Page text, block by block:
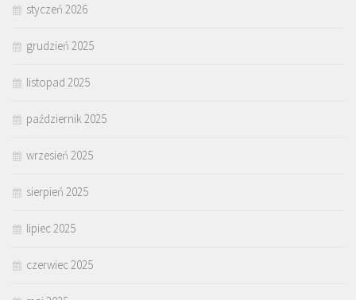
styczeń 2026
grudzień 2025
listopad 2025
październik 2025
wrzesień 2025
sierpień 2025
lipiec 2025
czerwiec 2025